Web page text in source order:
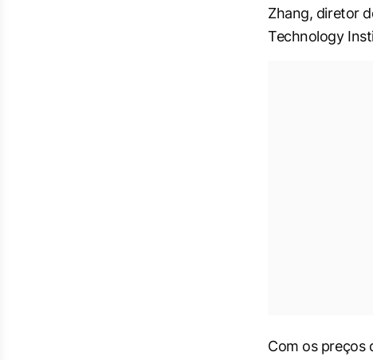
Zhang, diretor
Technology
Com os preços